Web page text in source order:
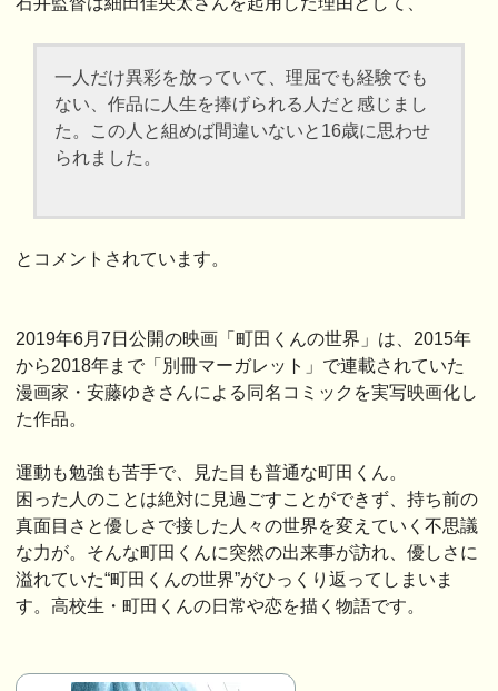
一人だけ異彩を放っていて、理屈でも経験でも
ない、作品に人生を捧げられる人だと感じまし
た。この人と組めば間違いないと16歳に思わせ
られました。
とコメントされています。
2019年6月7日公開の映画「町田くんの世界」は、2015年
から2018年まで「別冊マーガレット」で連載されていた
漫画家・安藤ゆきさんによる同名コミックを実写映画化し
た作品。
運動も勉強も苦手で、見た目も普通な町田くん。
困った人のことは絶対に見過ごすことができず、持ち前の
真面目さと優しさで接した人々の世界を変えていく不思議
な力が。そんな町田くんに突然の出来事が訪れ、優しさに
溢れていた“町田くんの世界”がひっくり返ってしまいま
す。高校生・町田くんの日常や恋を描く物語です。